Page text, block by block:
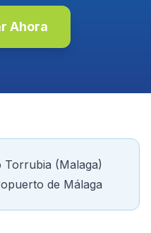
Ahora
Torrubia (Malaga)
de Málaga